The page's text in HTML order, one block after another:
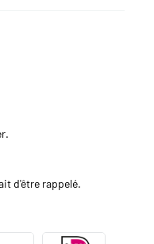
d'être rappelé.